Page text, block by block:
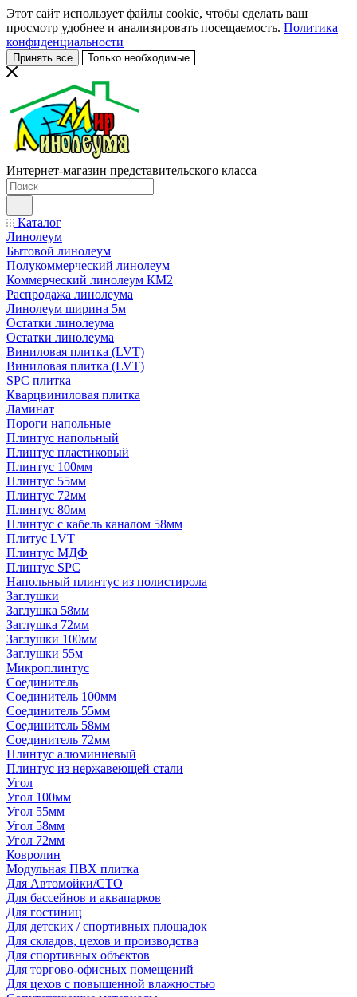
Этот сайт использует файлы cookie, чтобы сделать ваш
просмотр удобнее и анализировать посещаемость. Политика
конфиденциальности
Принять все Только необходимые
Интернет-магазин представительского класса
Каталог
Линолеум
Бытовой линолеум
Полукоммерческий линолеум
Коммерческий линолеум КМ2
Распродажа линолеума
Линолеум ширина 5м
Остатки линолеума
Остатки линолеума
Виниловая плитка (LVT)
Виниловая плитка (LVT)
SPC плитка
Кварцвиниловая плитка
Ламинат
Пороги напольные
Плинтус напольный
Плинтус пластиковый
Плинтус 100мм
Плинтус 55мм
Плинтус 72мм
Плинтус 80мм
Плинтус с кабель каналом 58мм
Плитус LVT
Плинтус МДФ
Плинтус SPC
Напольный плинтус из полистирола
Заглушки
Заглушка 58мм
Заглушка 72мм
Заглушки 100мм
Заглушки 55м
Микроплинтус
Соединитель
Соединитель 100мм
Соединитель 55мм
Соединитель 58мм
Соединитель 72мм
Плинтус алюминиевый
Плинтус из нержавеющей стали
Угол
Угол 100мм
Угол 55мм
Угол 58мм
Угол 72мм
Ковролин
Модульная ПВХ плитка
Для Автомойки/СТО
Для бассейнов и аквапарков
Для гостиниц
Для детских / спортивных площадок
Для складов, цехов и производства
Для спортивных объектов
Для торгово-офисных помещений
Для цехов с повышенной влажностью